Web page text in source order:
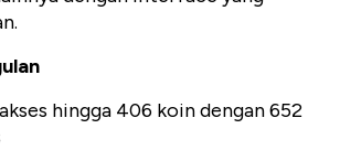
hingga 406 koin dengan 652